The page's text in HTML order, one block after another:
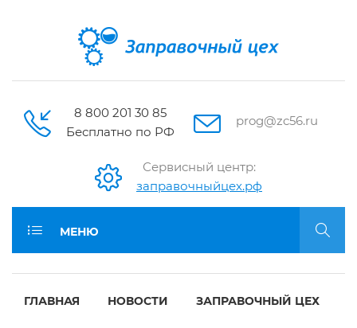
8 800 201 30 85
Бесплатно по РФ
prog@zc56.ru
Сервисный центр:
заправочныйцех.рф
МЕНЮ
ГЛАВНАЯ НОВОСТИ ЗАПРАВОЧНЫЙ ЦЕХ